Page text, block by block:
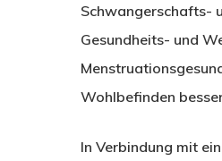
Schwangerschafts-
Gesundheits- und
Wohlbefinden
In Verbindung mit